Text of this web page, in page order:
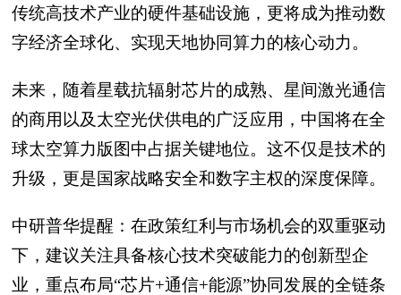
传统高技术产业的硬件基础设施，更将成为推动数
字经济全球化、实现天地协同算力的核心动力。
未来，随着星载抗辐射芯片的成熟、星间激光通信
的商用以及太空光伏供电的广泛应用，中国将在全
球太空算力版图中占据关键地位。这不仅是技术的
升级，更是国家战略安全和数字主权的深度保障。
中研普华提醒：在政策红利与市场机会的双重驱动
下，建议关注具备核心技术突破能力的创新型企
业，重点布局“芯片+通信+能源”协同发展的全链条